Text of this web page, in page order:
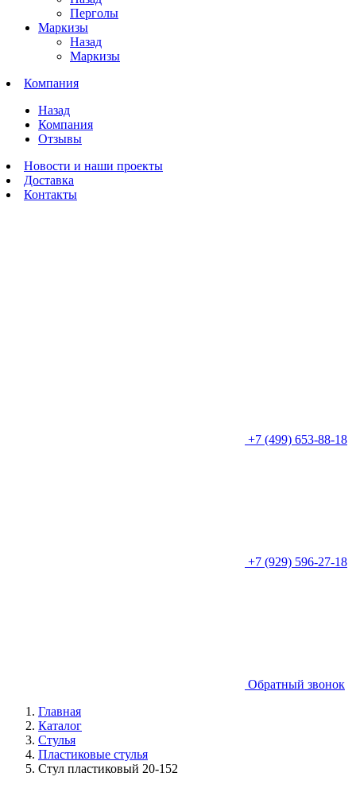
Перголы
Маркизы
Назад
Маркизы
Компания
Назад
Компания
Отзывы
Новости и наши проекты
Доставка
Контакты
+7 (499) 653-88-18
+7 (929) 596-27-18
Обратный звонок
Главная
Каталог
Стулья
Пластиковые стулья
Стул пластиковый 20-152